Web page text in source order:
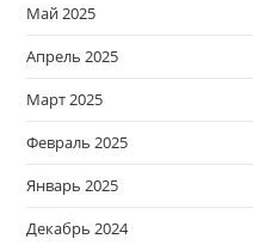
Май 2025
Апрель 2025
Март 2025
Февраль 2025
Январь 2025
Декабрь 2024